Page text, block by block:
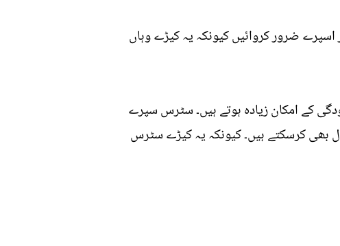
ضرور کروائیں کیونکہ یہ کیڑے وہاں
کے امکان زیادہ ہوتے ہیں۔ سٹرس سپرے
بھی کرسکتے ہیں۔ کیونکہ یہ کیڑے سٹرس